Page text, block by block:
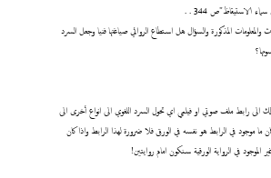
الاستيقاظ"ص 344 . .
والمعلومات المذكورة والسؤال هل استطاع الروائي صياغتها فنيا وجعل السرد
الى رابط ملف صوتي او فيلمي اي تحول السرد اللغوي الى انواع أخرى الى
ما موجود في الرابط هو نفسه في الورق فلا ضرورة لهذا الرابط واذا كان
في الرواية الورقية سنكون امام روايتين!